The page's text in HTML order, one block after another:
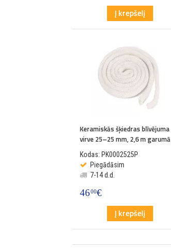
Į krepšelį
Keramiskās šķiedras blīvējuma
virve 25–25 mm, 2,6 m garumā
Kodas: PK0002525P
Piegādāsim
7-14 d.d.
4600€
Į krepšelį